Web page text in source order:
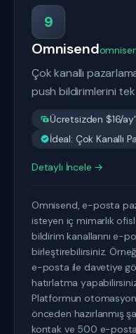
9
Omnisend
Çok kanallı
push bildirimlerini
Ücretsizden $16/
İdeal: Çok Kanallı
Detaylı İncele →
Omnisend, e-posta
isteyen iç mimarlık
bildirim kanallarını e-
birleştirebilirsiniz.
e-posta ile davetiye
hatırlatma
Platformun otomasyon
önceden hazırlanmış
kontak ve 500 e-posta